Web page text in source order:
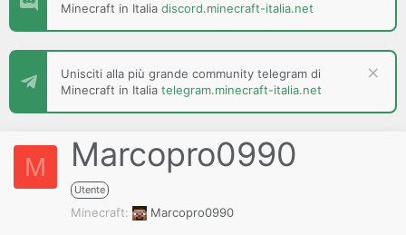
Minecraft in Italia discord.minecraft-italia.net
Unisciti alla più grande community telegram di
Minecraft in Italia telegram.minecraft-italia.net
M Marcopro0990
Utente
Minecraft Marcopro0990